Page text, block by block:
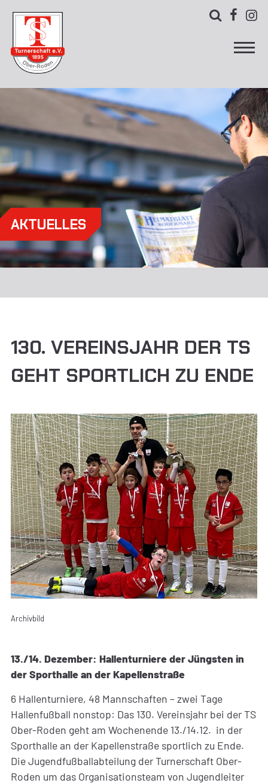
  
AKTUELLES
130. VEREINSJAHR DER TS
GEHT SPORTLICH ZU ENDE
Archivbild
13./14. Dezember: Hallenturniere der Jüngsten in
der Sporthalle an der Kapellenstraße
6 Hallenturniere, 48 Mannschaften – zwei Tage
Hallenfußball nonstop: Das 130. Vereinsjahr bei der TS
Ober-Roden geht am Wochenende 13./14.12. in der
Sporthalle an der Kapellenstraße sportlich zu Ende.
Die Jugendfußballabteilung der Turnerschaft Ober-
Roden um das Organisationsteam von Jugendleiter